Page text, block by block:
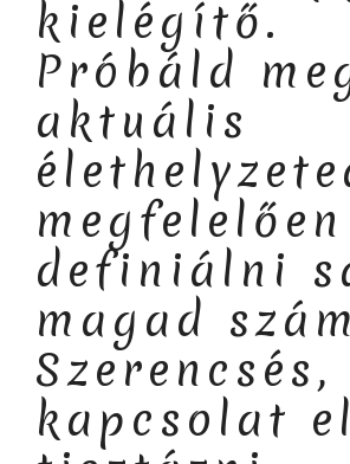
kielégítő.
Próbáld
aktuális
megfelelően
definiálni
magad
kapcsolat